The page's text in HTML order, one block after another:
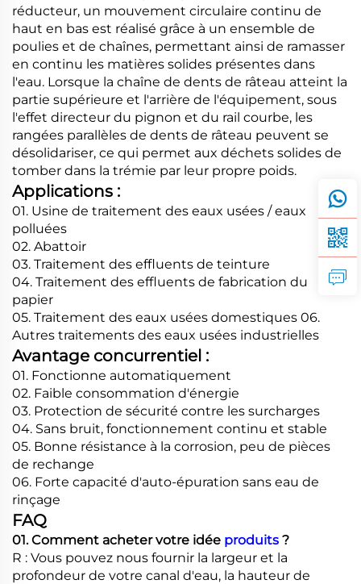
réducteur, un mouvement circulaire continu de
haut en bas est réalisé grâce à un ensemble de
poulies et de chaînes, permettant ainsi de ramasser
en continu les matières solides présentes dans
l'eau. Lorsque la chaîne de dents de râteau atteint la
partie supérieure et l'arrière de l'équipement, sous
l'effet directeur du pignon et du rail courbe, les
rangées parallèles de dents de râteau peuvent se
désolidariser, ce qui permet aux déchets solides de
tomber dans la trémie par leur propre poids.
Applications :
01. Usine de traitement des eaux usées / eaux
polluées
02. Abattoir
03. Traitement des effluents de teinture
04. Traitement des effluents de fabrication du
papier
05. Traitement des eaux usées domestiques 06.
Autres traitements des eaux usées industrielles
Avantage concurrentiel :
01. Fonctionne automatiquement
02. Faible consommation d'énergie
03. Protection de sécurité contre les surcharges
04. Sans bruit, fonctionnement continu et stable
05. Bonne résistance à la corrosion, peu de pièces
de rechange
06. Forte capacité d'auto-épuration sans eau de
rinçage
FAQ
01. Comment acheter votre idée produits ?
R : Vous pouvez nous fournir la largeur et la
profondeur de votre canal d'eau, la hauteur de